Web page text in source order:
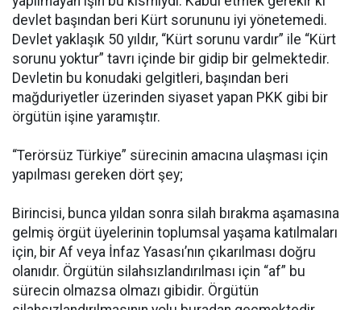
devlet başından beri Kürt sorununu iyi yönetemedi.
Devlet yaklaşık 50 yıldır, “Kürt sorunu vardır” ile “Kürt
sorunu yoktur” tavrı içinde bir gidip bir gelmektedir.
Devletin bu konudaki gelgitleri, başından beri
mağduriyetler üzerinden siyaset yapan PKK gibi bir
örgütün işine yaramıştır.
“Terörsüz Türkiye” sürecinin amacına ulaşması için
yapılması gereken dört şey;
Birincisi, bunca yıldan sonra silah bırakma aşamasına
gelmiş örgüt üyelerinin toplumsal yaşama katılmaları
için, bir Af veya İnfaz Yasası’nın çıkarılması doğru
olanıdır. Örgütün silahsızlandırılması için “af” bu
sürecin olmazsa olmazı gibidir. Örgütün